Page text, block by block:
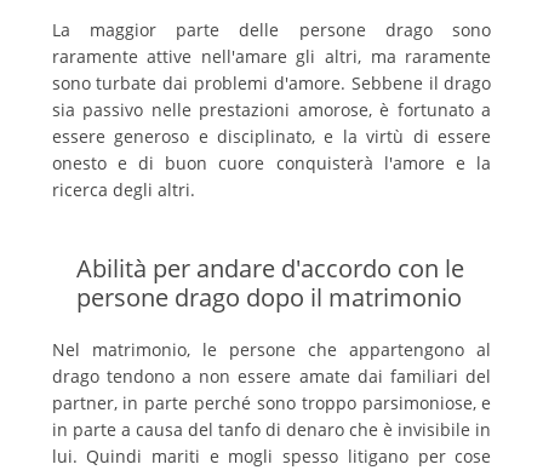
La maggior parte delle persone drago sono
raramente attive nell'amare gli altri, ma raramente
sono turbate dai problemi d'amore. Sebbene il drago
sia passivo nelle prestazioni amorose, è fortunato a
essere generoso e disciplinato, e la virtù di essere
onesto e di buon cuore conquisterà l'amore e la
ricerca degli altri.
Abilità per andare d'accordo con le
persone drago dopo il matrimonio
Nel matrimonio, le persone che appartengono al
drago tendono a non essere amate dai familiari del
partner, in parte perché sono troppo parsimoniose, e
in parte a causa del tanfo di denaro che è invisibile in
lui. Quindi mariti e mogli spesso litigano per cose